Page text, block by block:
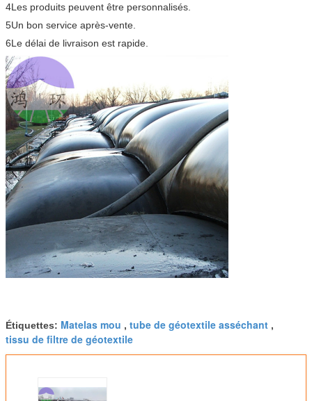
4Les produits peuvent être personnalisés.
5Un bon service après-vente.
6Le délai de livraison est rapide.
Étiquettes: Matelas mou , tube de géotextile asséchant ,
tissu de filtre de géotextile